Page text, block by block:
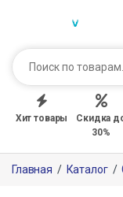
Хит товары
Скидка
30%
Главная / Каталог /